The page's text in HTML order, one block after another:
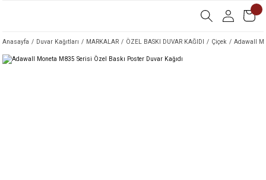
Anasayfa Duvar Kağıtları MARKALAR ÖZEL BASKI DUVAR KAĞIDI Çiçek Adawall